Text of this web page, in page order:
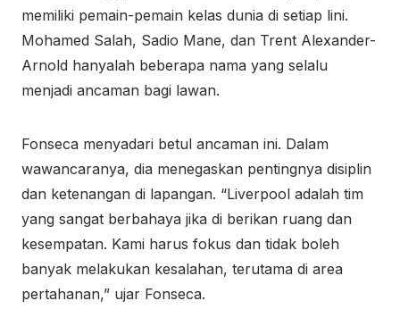
memiliki pemain-pemain kelas dunia di setiap lini.
Mohamed Salah, Sadio Mane, dan Trent Alexander-
Arnold hanyalah beberapa nama yang selalu
menjadi ancaman bagi lawan.
Fonseca menyadari betul ancaman ini. Dalam
wawancaranya, dia menegaskan pentingnya disiplin
dan ketenangan di lapangan. “Liverpool adalah tim
yang sangat berbahaya jika di berikan ruang dan
kesempatan. Kami harus fokus dan tidak boleh
banyak melakukan kesalahan, terutama di area
pertahanan,” ujar Fonseca.